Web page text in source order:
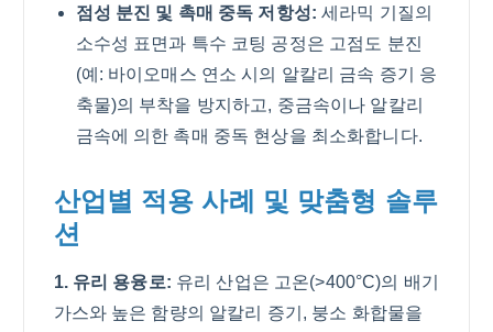
점성 분진 및 촉매 중독 저항성: 세라믹 기질의
소수성 표면과 특수 코팅 공정은 고점도 분진
(예: 바이오매스 연소 시의 알칼리 금속 증기 응
축물)의 부착을 방지하고, 중금속이나 알칼리
금속에 의한 촉매 중독 현상을 최소화합니다.
산업별 적용 사례 및 맞춤형 솔루
션
1. 유리 용융로: 유리 산업은 고온(>400°C)의 배기
가스와 높은 함량의 알칼리 증기, 붕소 화합물을